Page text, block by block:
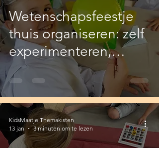
Wetenschapsfeestje
thuis organiseren: zelf
experimenteren,
ontdekken en
bewegen
KidsMaatje Themakisten
13 jan
3 minuten om te lezen